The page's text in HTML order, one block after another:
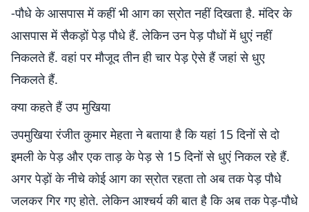
-पौधे के आसपास में कहीं भी आग का स्रोत नहीं दिखता है. मंदिर के
आसपास में सैकड़ों पेड़ पौधे हैं. लेकिन उन पेड़ पौधों में धुएं नहीं
निकलते हैं. वहां पर मौजूद तीन ही चार पेड़ ऐसे हैं जहां से धुए
निकलते हैं.
क्या कहते हैं उप मुखिया
उपमुखिया रंजीत कुमार मेहता ने बताया है कि यहां 15 दिनों से दो
इमली के पेड़ और एक ताड़ के पेड़ से 15 दिनों से धुएं निकल रहे हैं.
अगर पेड़ों के नीचे कोई आग का स्रोत रहता तो अब तक पेड़ पौधे
जलकर गिर गए होते. लेकिन आश्चर्य की बात है कि अब तक पेड़-पौधे